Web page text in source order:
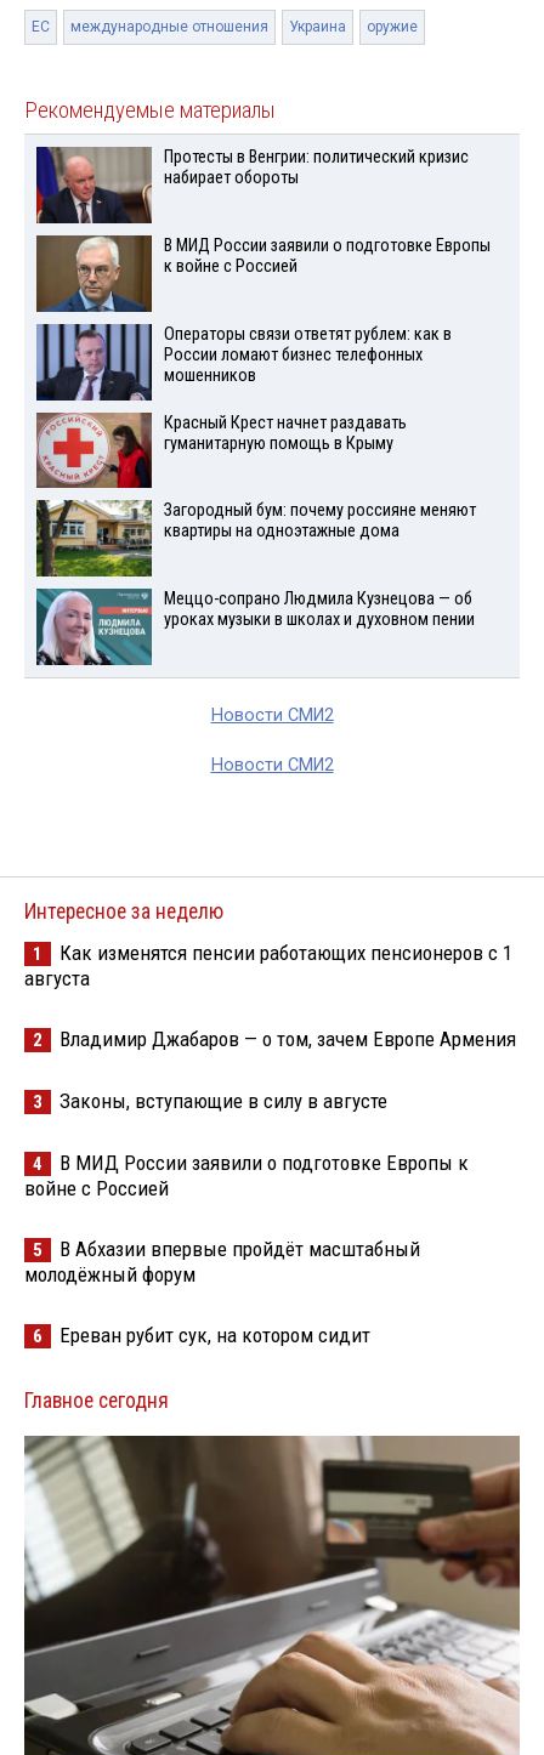
ЕС международные отношения Украина оружие
Рекомендуемые материалы
Протесты в Венгрии: политический кризис
набирает обороты
В МИД России заявили о подготовке Европы
к войне с Россией
Операторы связи ответят рублем: как в
России ломают бизнес телефонных
мошенников
Красный Крест начнет раздавать
гуманитарную помощь в Крыму
Загородный бум: почему россияне меняют
квартиры на одноэтажные дома
Меццо-сопрано Людмила Кузнецова — об
уроках музыки в школах и духовном пении
Новости СМИ2
Новости СМИ2
Интересное за неделю
1
Как изменятся пенсии работающих пенсионеров с 1
августа
2 Владимир Джабаров — о том, зачем Европе Армения
3 Законы, вступающие в силу в августе
4
В МИД России заявили о подготовке Европы к
войне с Россией
5
В Абхазии впервые пройдёт масштабный
молодёжный форум
6 Ереван рубит сук, на котором сидит
Главное сегодня